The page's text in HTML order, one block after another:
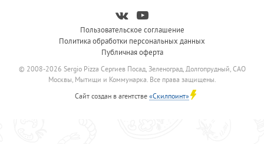
Пользовательское соглашение
Политика обработки персональных данных
Публичная оферта
© 2008-2026 Sergio Pizza Сергиев Посад, Зеленоград, Долгопрудный, САО
Москвы, Мытищи и Коммунарка. Все права защищены.
Сайт создан в агентстве «Скилпоинт»